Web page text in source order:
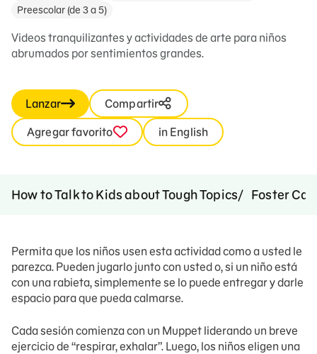
Preescolar (de 3 a 5)
Videos tranquilizantes y actividades de arte para niños
abrumados por sentimientos grandes.
Lanzar
Compartir
Agregar favorito
in English
How to Talk to Kids about Tough Topics Foster
Permita que los niños usen esta actividad como a usted le
parezca. Pueden jugarlo junto con usted o, si un niño está
con una rabieta, simplemente se lo puede entregar y darle
espacio para que pueda calmarse.
Cada sesión comienza con un Muppet liderando un breve
ejercicio de “respirar, exhalar”. Luego, los niños eligen una